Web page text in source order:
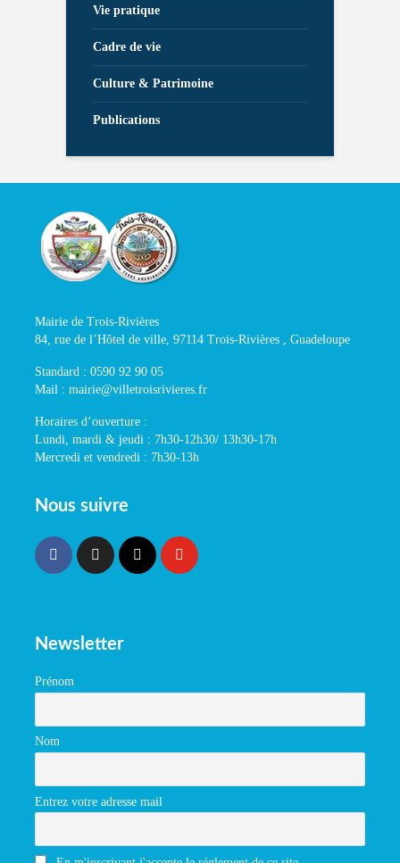
Vie pratique
Cadre de vie
Culture & Patrimoine
Publications
Mairie de Trois-Rivières
84, rue de l’Hôtel de ville, 97114 Trois-Rivières , Guadeloupe
Standard : 0590 92 90 05
Mail : mairie@villetroisrivieres.fr
Horaires d’ouverture :
Lundi, mardi & jeudi : 7h30-12h30/ 13h30-17h
Mercredi et vendredi : 7h30-13h
Nous suivre
Newsletter
Prénom
Nom
Entrez votre adresse mail